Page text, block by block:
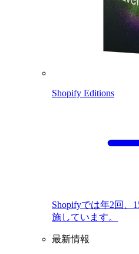
Shopify Editions
Shopifyでは年2回、
施しています。
最新情報